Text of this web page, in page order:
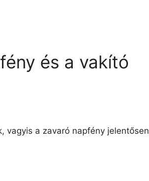
és a vakító
vagyis a zavaró napfény jelentősen